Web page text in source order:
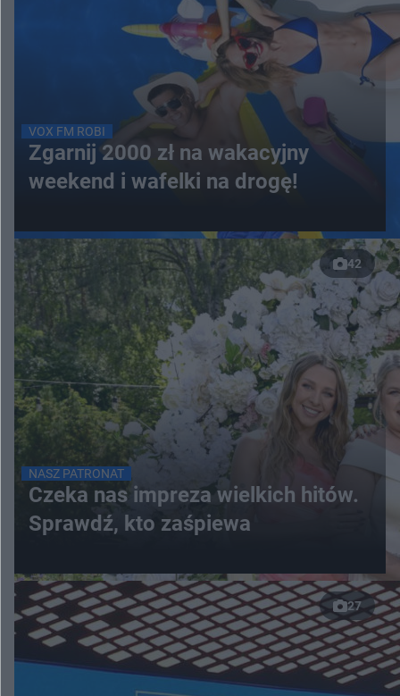
VOX FM ROBI
Zgarnij 2000 zł na wakacyjny
weekend i wafelki na drogę!
42
NASZ PATRONAT
Czeka nas impreza wielkich hitów.
Sprawdź, kto zaśpiewa
27